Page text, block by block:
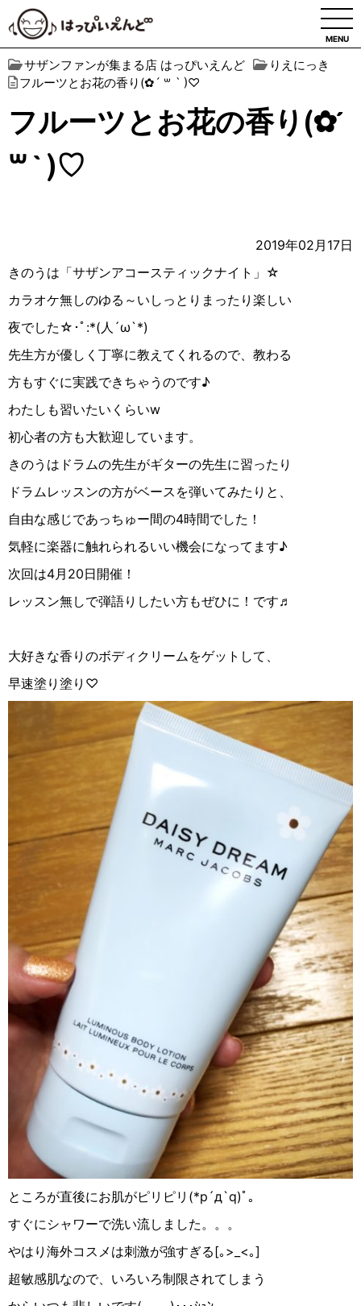
MENU
サザンファンが集まる店 はっぴいえんど
りえにっき
フルーツとお花の香り(✿︎´ ꒳ ` )♡︎
フルーツとお花の香り(✿︎´
꒳ ` )♡︎
2019年02月17日
きのうは「サザンアコースティックナイト」☆
カラオケ無しのゆる～いしっとりまったり楽しい
夜でした☆︎･ﾟ:*(人´ω`*)
先生方が優しく丁寧に教えてくれるので、教わる
方もすぐに実践できちゃうのです♪
わたしも習いたいくらいw
初心者の方も大歓迎しています。
きのうはドラムの先生がギターの先生に習ったり
ドラムレッスンの方がベースを弾いてみたりと、
自由な感じであっちゅー間の4時間でした！
気軽に楽器に触れられるいい機会になってます♪
次回は4月20日開催！
レッスン無しで弾語りしたい方もぜひに！です♬
大好きな香りのボディクリームをゲットして、
早速塗り塗り♡
ところが直後にお肌がピリピリ(*p´д`q)ﾟ｡
すぐにシャワーで洗い流しました。。。
やはり海外コスメは刺激が強すぎる[｡>_<｡]
超敏感肌なので、いろいろ制限されてしまう